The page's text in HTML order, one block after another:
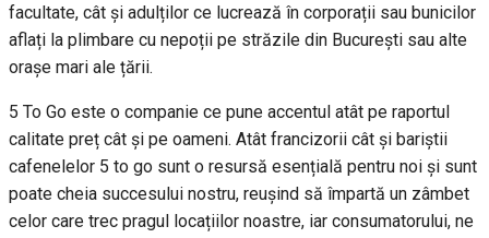
facultate, cât și adulților ce lucrează în corporații sau bunicilor
aflați la plimbare cu nepoții pe străzile din București sau alte
orașe mari ale țării.
5 To Go este o companie ce pune accentul atât pe raportul
calitate preț cât și pe oameni. Atât francizorii cât și bariștii
cafenelelor 5 to go sunt o resursă esențială pentru noi și sunt
poate cheia succesului nostru, reușind să împartă un zâmbet
celor care trec pragul locațiilor noastre, iar consumatorului, ne